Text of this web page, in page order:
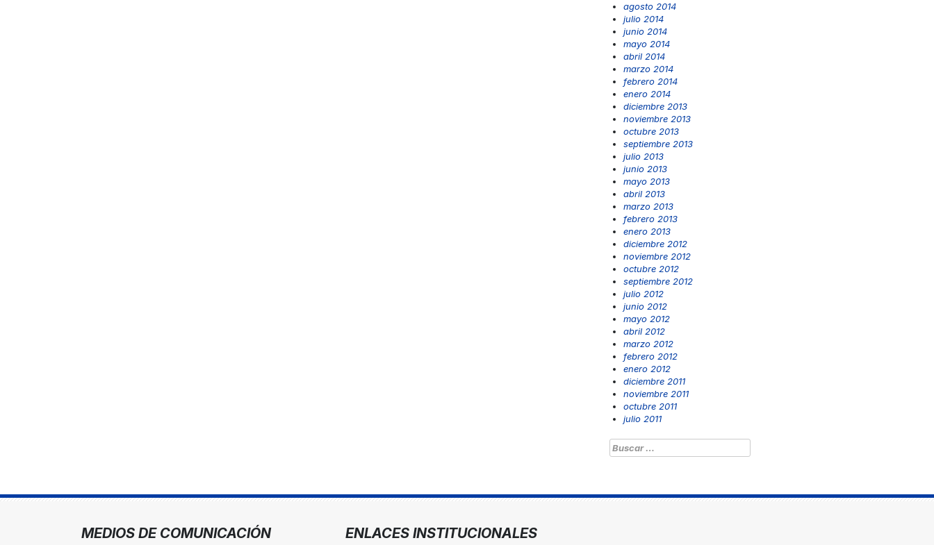
agosto 2014
julio 2014
junio 2014
mayo 2014
abril 2014
marzo 2014
febrero 2014
enero 2014
diciembre 2013
noviembre 2013
octubre 2013
septiembre 2013
julio 2013
junio 2013
mayo 2013
abril 2013
marzo 2013
febrero 2013
enero 2013
diciembre 2012
noviembre 2012
octubre 2012
septiembre 2012
julio 2012
junio 2012
mayo 2012
abril 2012
marzo 2012
febrero 2012
enero 2012
diciembre 2011
noviembre 2011
octubre 2011
julio 2011
Buscar:
MEDIOS DE COMUNICACIÓN ENLACES INSTITUCIONALES